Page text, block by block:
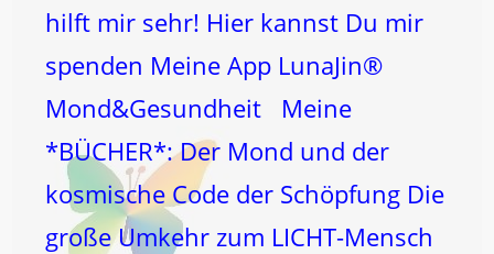
hilft mir sehr! Hier kannst Du mir
spenden Meine App LunaJin®
Mond&Gesundheit Meine
*BÜCHER*: Der Mond und der
kosmische Code der Schöpfung Die
große Umkehr zum LICHT-Mensch